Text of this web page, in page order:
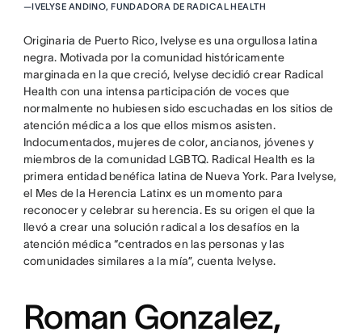
—IVELYSE ANDINO, FUNDADORA DE RADICAL HEALTH
Originaria de Puerto Rico, Ivelyse es una orgullosa latina
negra. Motivada por la comunidad históricamente
marginada en la que creció, Ivelyse decidió crear Radical
Health con una intensa participación de voces que
normalmente no hubiesen sido escuchadas en los sitios de
atención médica a los que ellos mismos asisten.
Indocumentados, mujeres de color, ancianos, jóvenes y
miembros de la comunidad LGBTQ. Radical Health es la
primera entidad benéfica latina de Nueva York. Para Ivelyse,
el Mes de la Herencia Latinx es un momento para
reconocer y celebrar su herencia. Es su origen el que la
llevó a crear una solución radical a los desafíos en la
atención médica “centrados en las personas y las
comunidades similares a la mía”, cuenta Ivelyse.
Roman Gonzalez,